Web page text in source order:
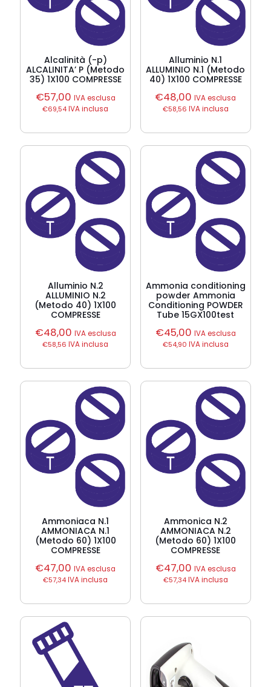
Alcalinità (-p)
ALCALINITA’ P (Metodo
35) 1X100 COMPRESSE
€57,00 IVA esclusa
€69,54IVA inclusa
Alluminio N.1
ALLUMINIO N.1 (Metodo
40) 1X100 COMPRESSE
€48,00 IVA esclusa
€58,56 IVA inclusa
Alluminio N.2
ALLUMINIO N.2
(Metodo 40) 1X100
COMPRESSE
€48,00 IVA esclusa
€58,56 IVA inclusa
Ammonia conditioning
powder Ammonia
Conditioning POWDER
Tube 15GX100test
€45,00 IVA esclusa
€54,90 IVA inclusa
Ammoniaca N.1
AMMONIACA N.1
(Metodo 60) 1X100
COMPRESSE
€47,00 IVA esclusa
€57,34IVA inclusa
Ammonica N.2
AMMONIACA N.2
(Metodo 60) 1X100
COMPRESSE
€47,00 IVA esclusa
€57,34IVA inclusa